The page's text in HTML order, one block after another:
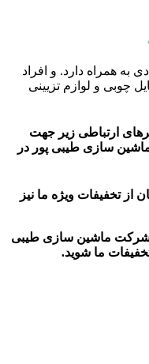
به همراه دارد. و افراد
چوبی و لوازم تزیینی
ارتباطی زیر جهت
سازی طیبی پور در
از تخفیفات ویژه ما نیز
شرکت ماشین سازی طیبی
ما شوید.